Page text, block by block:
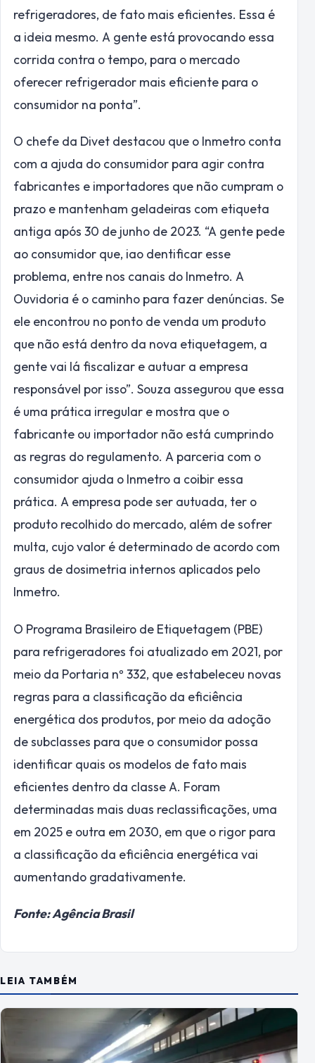
refrigeradores, de fato mais eficientes. Essa é
a ideia mesmo. A gente está provocando essa
corrida contra o tempo, para o mercado
oferecer refrigerador mais eficiente para o
consumidor na ponta”.
O chefe da Divet destacou que o Inmetro conta
com a ajuda do consumidor para agir contra
fabricantes e importadores que não cumpram o
prazo e mantenham geladeiras com etiqueta
antiga após 30 de junho de 2023. “A gente pede
ao consumidor que, iao dentificar esse
problema, entre nos canais do Inmetro. A
Ouvidoria é o caminho para fazer denúncias. Se
ele encontrou no ponto de venda um produto
que não está dentro da nova etiquetagem, a
gente vai lá fiscalizar e autuar a empresa
responsável por isso”. Souza assegurou que essa
é uma prática irregular e mostra que o
fabricante ou importador não está cumprindo
as regras do regulamento. A parceria com o
consumidor ajuda o Inmetro a coibir essa
prática. A empresa pode ser autuada, ter o
produto recolhido do mercado, além de sofrer
multa, cujo valor é determinado de acordo com
graus de dosimetria internos aplicados pelo
Inmetro.
O Programa Brasileiro de Etiquetagem (PBE)
para refrigeradores foi atualizado em 2021, por
meio da Portaria nº 332, que estabeleceu novas
regras para a classificação da eficiência
energética dos produtos, por meio da adoção
de subclasses para que o consumidor possa
identificar quais os modelos de fato mais
eficientes dentro da classe A. Foram
determinadas mais duas reclassificações, uma
em 2025 e outra em 2030, em que o rigor para
a classificação da eficiência energética vai
aumentando gradativamente.
Fonte: Agência Brasil
LEIA TAMBÉM